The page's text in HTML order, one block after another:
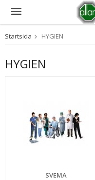
Produkten
Startsida HYGIEN
HYGIEN
SVEMA